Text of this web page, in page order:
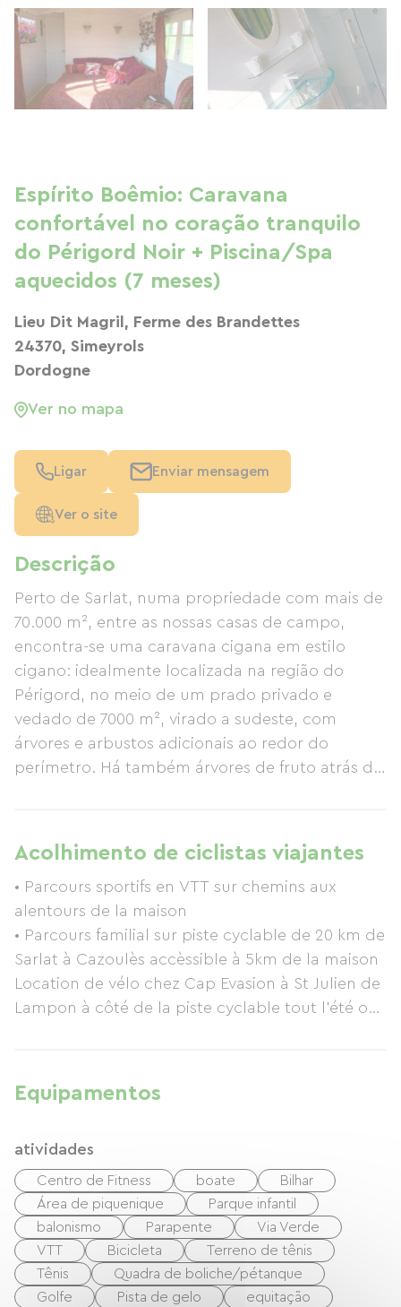
Descrição
Perto de Sarlat, numa propriedade com mais de
70.000 m², entre as nossas casas de campo,
encontra-se uma caravana cigana em estilo
cigano: idealmente localizada na região do
Périgord, no meio de um prado privado e
vedado de 7000 m², virado a sudeste, com
árvores e arbustos adicionais ao redor do
perímetro. Há também árvores de fruto atrás da
casa de madeira de 18 m², recentemente
construída, bem isolada (com palha de
cânhamo) e com ar condicionado, mobilada
como um estúdio. Oferece todo o conforto
moderno, com uma kitchenette e área de
refeições em ambos os lados da entrada. No
outro extremo encontra-se a área de dormir
com uma cama de casal (160 cm). Toda a roupa
casa de banho completa com duche. As casas
estão suficientemente próximas para serem
suficientemente espaçadas, cada uma com o
seu próprio terreno amplo e diferentes
orientações, permitindo que sejam alugadas em
conjunto. alugadas separadamente,
preservando a privacidade de cada família.
• Crianças são bem-vindas, • Animais de
estimação são bem-vindos • É permitido fumar
Acolhimento de ciclistas viajantes
• Parcours sportifs en VTT sur chemins aux
alentours de la maison
• Parcours familial sur piste cyclable de 20 km de
Sarlat à Cazoulès accèssible à 5km de la maison
Location de vélo chez Cap Evasion à St Julien de
Lampon à côté de la piste cyclable tout l'été ou
Equipamentos
atividades
Centro de Fitness boate
Bilhar
Área de piquenique
Parque infantil
balonismo
Parapente
Via Verde
VTT
Bicicleta
Terreno de tênis
Tênis
Quadra de boliche/pétanque
Golfe
Pista de gelo equitação
Espírito Boêmio: Caravana
confortável no coração tranquilo
do Périgord Noir + Piscina/Spa
aquecidos (7 meses)
Lieu Dit Magril, Ferme des Brandettes
24370, Simeyrols
Dordogne
Ver no mapa
Ligar Enviar mensagem
Ver o site